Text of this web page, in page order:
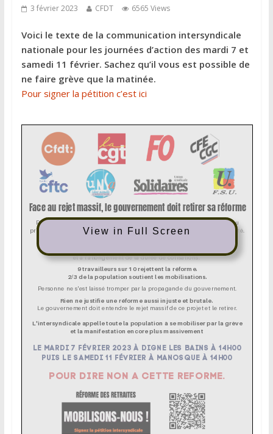
3 février 2023 CFDT 6565 Views
Voici le texte de la communication intersyndicale
nationale pour les journées d’action des mardi 7 et
samedi 11 février. Sachez qu’il vous est possible de
ne faire grève que la matinée.
Pour signer la pétition c’est ici
View in Full Screen